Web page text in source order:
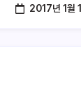
2017년 1월